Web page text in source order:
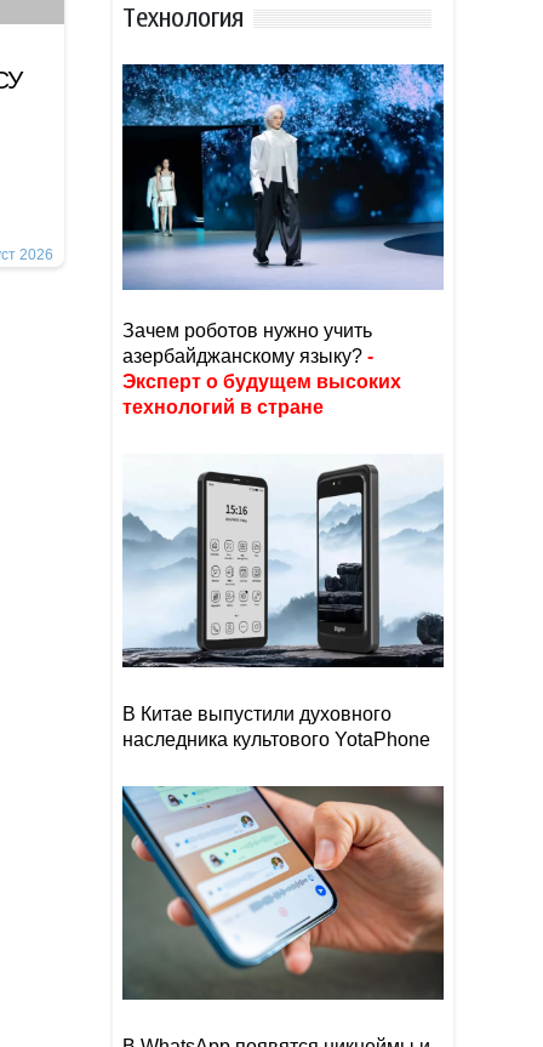
2026
Тexнoлoгия
Зачем роботов нужно учить
азербайджанскому языку? -
Эксперт о будущем высоких
технологий в стране
В Китае выпустили духовного
наследника культового YotaPhone